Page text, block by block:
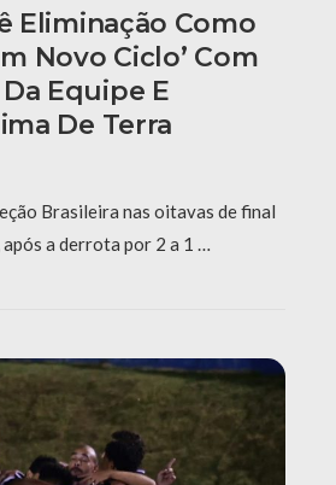
Eliminação Como
Novo Ciclo’ Com
Equipe E
De Terra
Brasileira nas oitavas de final
a derrota por 2 a 1 …